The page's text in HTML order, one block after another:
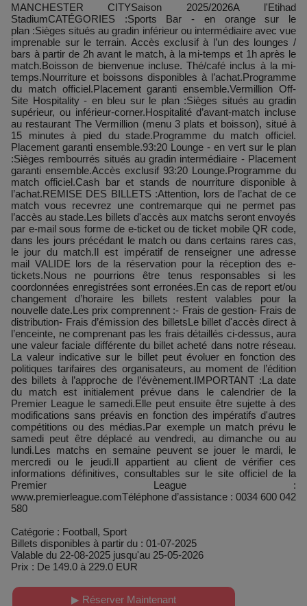
MANCHESTER CITYSaison 2025/2026A l'Etihad
StadiumCATÉGORIES :Sports Bar - en orange sur le
plan :Sièges situés au gradin inférieur ou intermédiaire avec vue
imprenable sur le terrain. Accès exclusif à l’un des lounges /
bars à partir de 2h avant le match, à la mi-temps et 1h après le
match.Boisson de bienvenue incluse. Thé/café inclus à la mi-
temps.Nourriture et boissons disponibles à l’achat.Programme
du match officiel.Placement garanti ensemble.Vermillion Off-
Site Hospitality - en bleu sur le plan :Sièges situés au gradin
supérieur, ou inférieur-corner.Hospitalité d’avant-match incluse
au restaurant The Vermillion (menu 3 plats et boisson), situé à
15 minutes à pied du stade.Programme du match officiel.
Placement garanti ensemble.93:20 Lounge - en vert sur le plan
:Sièges rembourrés situés au gradin intermédiaire - Placement
garanti ensemble.Accès exclusif 93:20 Lounge.Programme du
match officiel.Cash bar et stands de nourriture disponible à
l’achat.REMISE DES BILLETS :Attention, lors de l’achat de ce
match vous recevrez une contremarque qui ne permet pas
l’accès au stade.Les billets d'accès aux matchs seront envoyés
par e-mail sous forme de e-ticket ou de ticket mobile QR code,
dans les jours précédant le match ou dans certains rares cas,
le jour du match.Il est impératif de renseigner une adresse
mail VALIDE lors de la réservation pour la réception des e-
tickets.Nous ne pourrions être tenus responsables si les
coordonnées enregistrées sont erronées.En cas de report et/ou
changement d’horaire les billets restent valables pour la
nouvelle date.Les prix comprennent :- Frais de gestion- Frais de
distribution- Frais d’émission des billetsLe billet d'accès direct à
l’enceinte, ne comprenant pas les frais détaillés ci-dessus, aura
une valeur faciale différente du billet acheté dans notre réseau.
La valeur indicative sur le billet peut évoluer en fonction des
politiques tarifaires des organisateurs, au moment de l’édition
des billets à l’approche de l’évènement.IMPORTANT :La date
du match est initialement prévue dans le calendrier de la
Premier League le samedi.Elle peut ensuite être sujette à des
modifications sans préavis en fonction des impératifs d'autres
compétitions ou des médias.Par exemple un match prévu le
samedi peut être déplacé au vendredi, au dimanche ou au
lundi.Les matchs en semaine peuvent se jouer le mardi, le
mercredi ou le jeudi.Il appartient au client de vérifier ces
informations définitives, consultables sur le site officiel de la
Premier League :
www.premierleague.comTéléphone d’assistance : 0034 600 042
580
Catégorie : Football, Sport
Billets disponibles à partir du : 01-07-2025
Valable du 22-08-2025 jusqu'au 25-05-2026
Prix : De 149.0 à 229.0 EUR
▶ Réserver Maintenant